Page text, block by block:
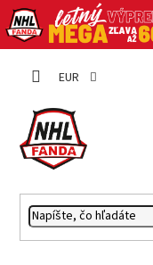
EUR